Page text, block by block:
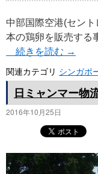
中部国際空港(セン
本の鶏卵を販売する
続きを読む →
関連カテゴリ シンガポ
日ミャンマー物
2016年10月25日